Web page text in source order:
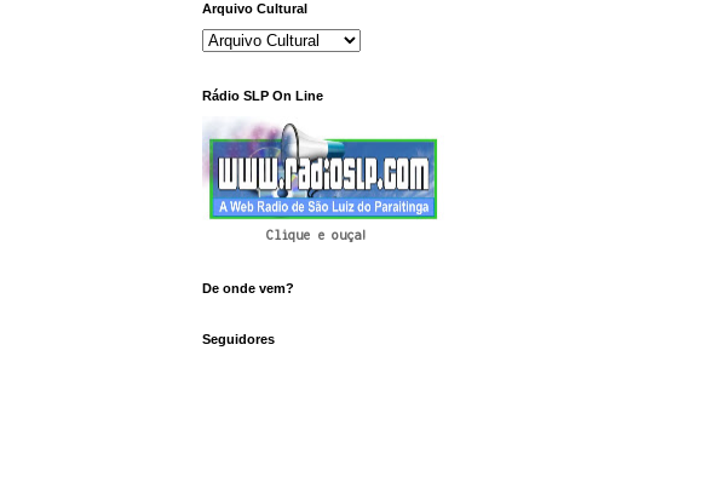
Arquivo Cultural
Rádio SLP On Line
Clique e ouça!
De onde vem?
Seguidores